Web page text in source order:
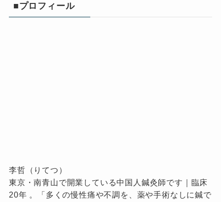
■プロフィール
李哲（りてつ）
東京・南青山で開業している中国人鍼灸師です｜臨床
20年 。「多くの慢性痛や不調を、薬や手術なしに鍼で